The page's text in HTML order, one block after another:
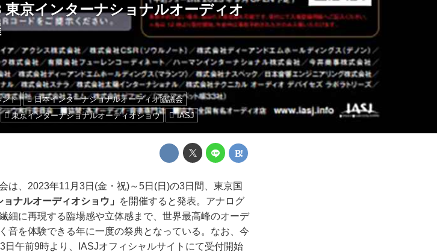
東京インターナショナルオーディオ
ント
日本インターナショナルオーディオ協議会
東京インターナショナルオーディオショウ IASJ
、2023年11月3日(金・祝)～5日(日)の3日間、東京国
ナルオーディオショウ」
を開催すると発表。アナログ
細に再現する臨場感や立体感まで、世界最高峰のオーデ
音を体験できる年に一度の祭典となっている。なお、今
午前9時より、IASJオフィシャルサイトにて受付開始